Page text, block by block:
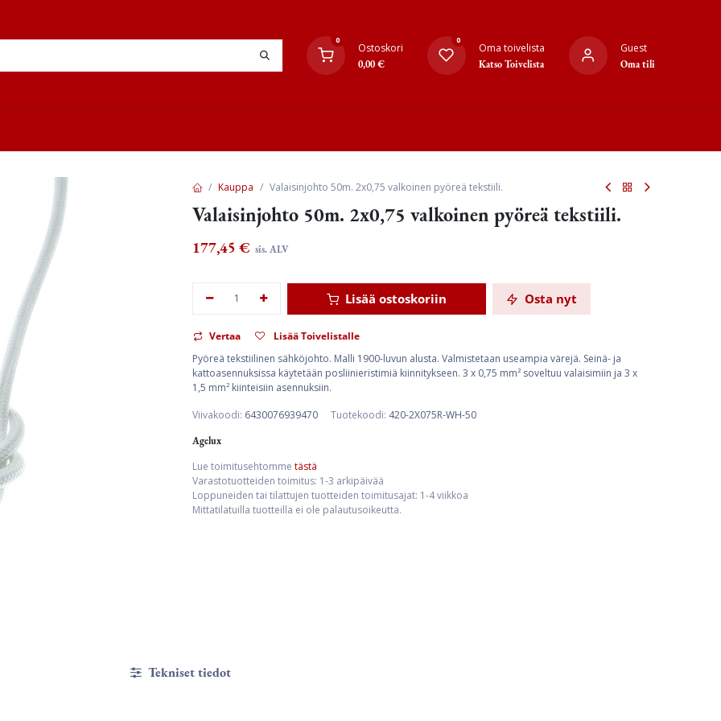
0
Ostoskori
0,00€
0
Oma toivelista
Katso Toivelista
Guest
Oma tili
Kauppa Valaisinjohto 50m. 2x0,75 valkoinen pyöreä tekstiili.
Valaisinjohto 50m. 2x0,75 valkoinen pyöreä tekstiili.
177,45 € sis. ALV
Lisää ostoskoriin Osta nyt
Vertaa
Lisää Toivelistalle
Pyöreä tekstiilinen sähköjohto. Malli 1900-luvun alusta. Valmistetaan useampia värejä. Seinä- ja
kattoasennuksissa käytetään posliinieristimiä kiinnitykseen. 3 x 0,75 mm² soveltuu valaisimiin ja 3 x
1,5 mm² kiinteisiin asennuksiin.
Viivakoodi: 6430076939470 Tuotekoodi: 420-2X075R-WH-50
Agelux
Lue toimitusehtomme tästä
Varastotuotteiden toimitus: 1-3 arkipäivää
Loppuneiden tai tilattujen tuotteiden toimitusajat: 1-4 viikkoa
Mittatilatuilla tuotteilla ei ole palautusoikeutta.
Tekniset tiedot